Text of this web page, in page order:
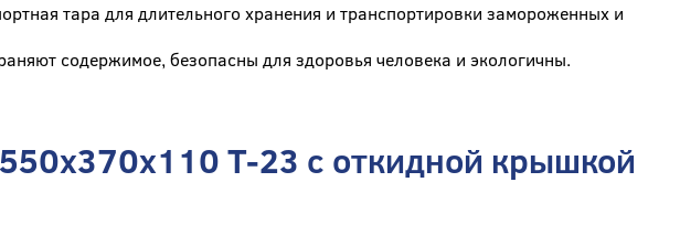
тара для длительного хранения и транспортировки замороженных и
содержимое, безопасны для здоровья человека и экологичны.
Т-23 с откидной крышкой